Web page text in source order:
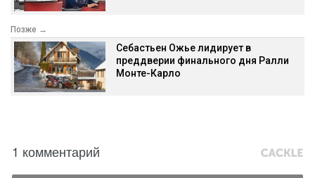
Позже →
Себастьен Ожье лидирует в
преддверии финального дня Ралли
Монте-Карло
1 комментарий